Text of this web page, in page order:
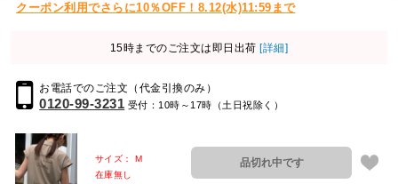
クーポン利用でさらに10％OFF！8.12(水)11:59まで
15時までのご注文は即日出荷 [詳細]
お電話でのご注文（代金引換のみ）
0120-99-3231 受付：10時～17時（土日祝除く）
サイズ： M
在庫無し
品切れ中です